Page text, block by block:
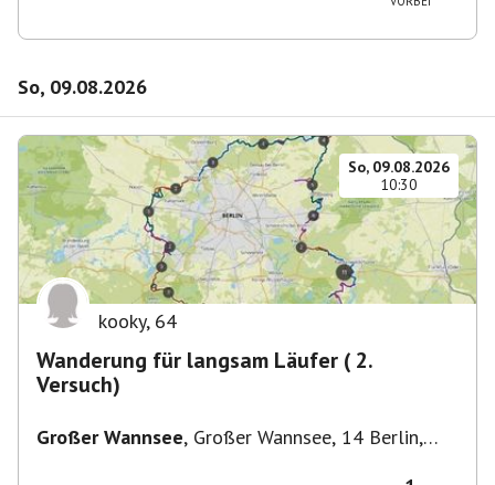
So, 09.08.2026
So, 09.08.2026
10:30
kooky, 64
Wanderung für langsam Läufer ( 2.
Versuch)
Großer Wannsee, Großer Wannsee, 14 Berlin,